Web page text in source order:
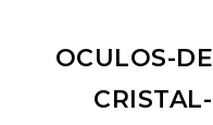
OCULOS-